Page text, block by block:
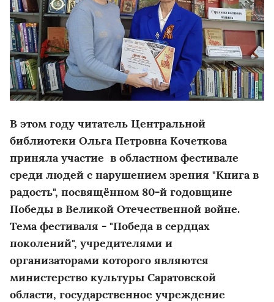
В этом году читатель Центральной
библиотеки Ольга Петровна Кочеткова
приняла участие в областном фестивале
среди людей с нарушением зрения "Книга в
радость", посвящённом 80-й годовщине
Победы в Великой Отечественной войне.
Тема фестиваля - "Победа в сердцах
поколений", учредителями и
организаторами которого являются
министерство культуры Саратовской
области, государственное учреждение